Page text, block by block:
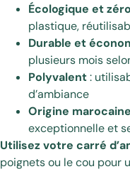
Écologique et
plastique,
Durable et
plusieurs mois
Polyvalent:
d’ambiance
Origine marocaine
exceptionnelle et
Utilisez votre carré
poignets ou le cou pour